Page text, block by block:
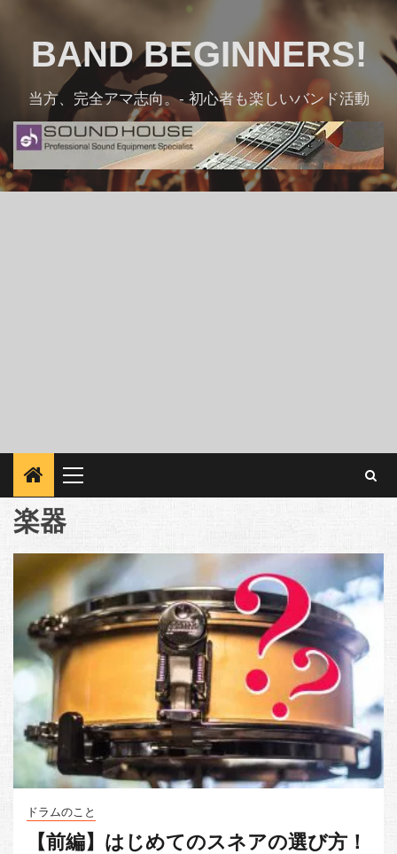
contentBAND BEGINNERS!
当方、完全アマ志向。- 初心者も楽しいバンド活動
Primary
Menu
楽器
ドラムのこと
【前編】はじめてのスネアの選び方！